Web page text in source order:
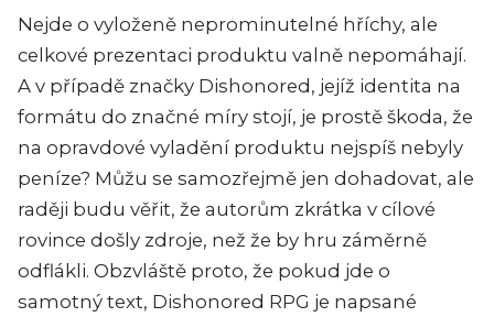
Nejde o vyloženě neprominutelné hříchy, ale
celkové prezentaci produktu valně nepomáhají.
A v případě značky Dishonored, jejíž identita na
formátu do značné míry stojí, je prostě škoda, že
na opravdové vyladění produktu nejspíš nebyly
peníze? Můžu se samozřejmě jen dohadovat, ale
raději budu věřit, že autorům zkrátka v cílové
rovince došly zdroje, než že by hru záměrně
odflákli. Obzvláště proto, že pokud jde o
samotný text, Dishonored RPG je napsané